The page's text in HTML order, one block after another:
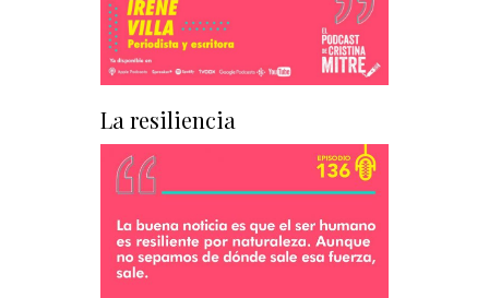
La resiliencia